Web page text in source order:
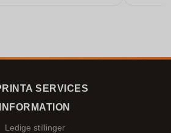
SERVICES
INFORMATION
Ledige stillinger